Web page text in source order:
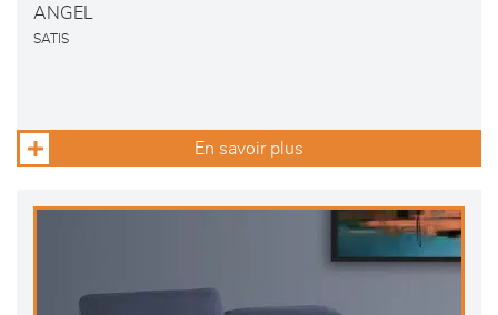
ANGEL
SATIS
En savoir plus